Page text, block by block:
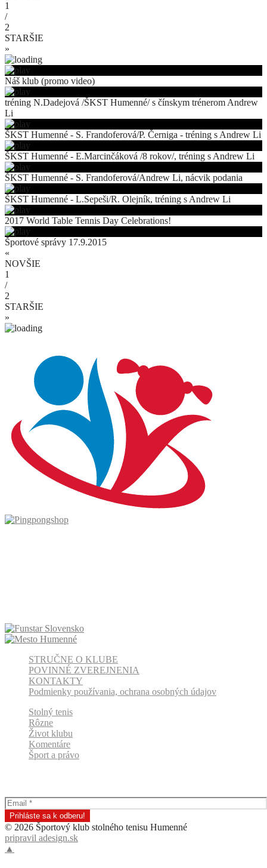
1
/
2
STARŠIE
»
Náš klub (promo video)
tréning N.Dadejová /ŠKST Humenné/ s čínskym trénerom Andrew
Li
ŠKST Humenné - S. Frandoferová/P. Černiga - tréning s Andrew Li
ŠKST Humenné - E.Marcinčáková /8 rokov/, tréning s Andrew Li
ŠKST Humenné - S. Frandoferová/Andrew Li, nácvik podania
ŠKST Humenné - L.Sepeši/R. Olejník, tréning s Andrew Li
2017 World Table Tennis Day Celebrations!
Športové správy 17.9.2015
«
NOVŠIE
1
/
2
STARŠIE
»
STRUČNE O KLUBE
POVINNÉ ZVEREJNENIA
KONTAKTY
Podmienky používania, ochrana osobných údajov
Stolný tenis
Rôzne
Život klubu
Komentáre
Šport a právo
© 2026 Športový klub stolného tenisu Humenné
pripravil adesign.sk
▲